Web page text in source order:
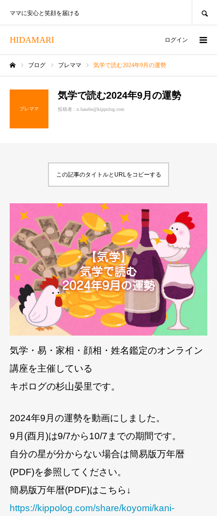
HIDAMARI
ママに安心と笑顔を届ける
ログイン
ブログ プレママ 気学で読む2024年9月の運勢
プレママ
気学で読む2024年9月の運勢
投稿者 : n.hasebe@kippolog.com
この記事のタイトルとURLをコピーする
気学・易・家相・顔相・姓名鑑定のオンライン
講座を主催している
キポログの杉山晏里です。
2024年9月の運勢を動画にしました。
9月(酉月)は9/7から10/7までの期間です。
自分の星が分からない場合は簡易版万年暦
(PDF)を参照してください。
簡易版万年暦(PDF)はこちら↓
https://kippolog.com/share/koyomi/kani-